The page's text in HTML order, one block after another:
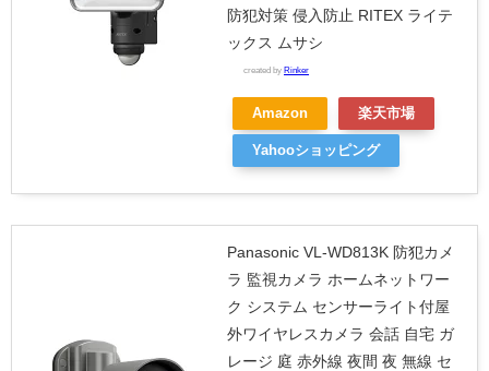
防犯対策 侵入防止 RITEX ライテ
ックス ムサシ
created by Rinker
Amazon 楽天市場
Yahooショッピング
Panasonic VL-WD813K 防犯カメ
ラ 監視カメラ ホームネットワー
ク システム センサーライト付屋
外ワイヤレスカメラ 会話 自宅 ガ
レージ 庭 赤外線 夜間 夜 無線 セ